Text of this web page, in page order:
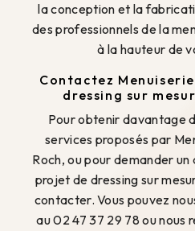
la conception et la
des professionnels de la
à la hauteur de
Contactez
dressing sur
Pour obtenir davantage
services proposés par
Roch, ou pour demander
projet de dressing sur
contacter. Vous pouvez
au 02 47 37 29 78 ou nous